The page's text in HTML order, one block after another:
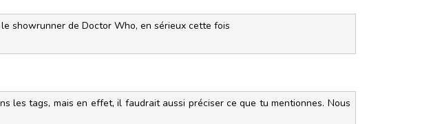
showrunner de Doctor Who, en sérieux cette fois
les tags, mais en effet, il faudrait aussi préciser ce que tu mentionnes. Nous